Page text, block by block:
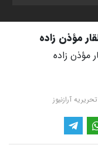
مؤذن زاده
تحریریه آرازنیوز